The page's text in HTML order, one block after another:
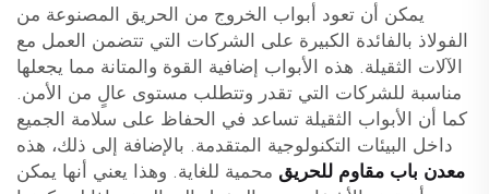
يمكن أن تعود أبواب الخروج من الحريق المصنوعة من
الفولاذ بالفائدة الكبيرة على الشركات التي تتضمن العمل مع
الآلات الثقيلة. هذه الأبواب إضافية القوة والمتانة مما يجعلها
مناسبة للشركات التي تقدر وتتطلب مستوى عالٍ من الأمن.
كما أن الأبواب الثقيلة تساعد في الحفاظ على سلامة الجميع
داخل البيئات التكنولوجية المتقدمة. بالإضافة إلى ذلك، هذه
معدن باب مقاوم للحريق محمية للغاية. وهذا يعني أنها يمكن